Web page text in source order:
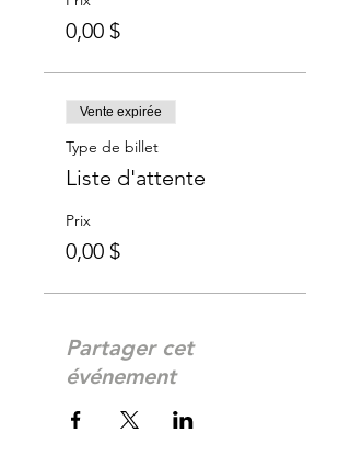
0,00 $
Vente expirée
Type de billet
Liste d'attente
Prix
0,00 $
Partager cet
événement